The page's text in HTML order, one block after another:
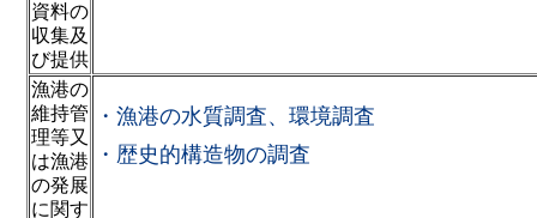
資料の
収集及
び提供
漁港の
維持管
理等又
は漁港
の発展
に関す
・漁港の水質調査、環境調査
・歴史的構造物の調査